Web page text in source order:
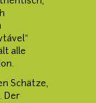
alle
Schätze,
Der